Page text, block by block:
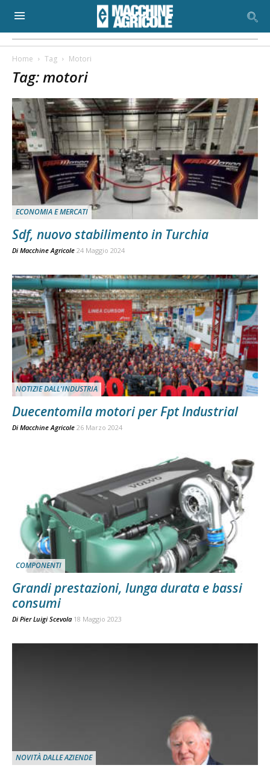
Home Tag Motori
Tag: motori
ECONOMIA E MERCATI
Sdf, nuovo stabilimento in Turchia
Di Macchine Agricole 24 Maggio 2024
NOTIZIE DALL'INDUSTRIA
Duecentomila motori per Fpt Industrial
Di Macchine Agricole 26 Marzo 2024
COMPONENTI
Grandi prestazioni, lunga durata e bassi
consumi
Di Pier Luigi Scevola 18 Maggio 2023
NOVITÀ DALLE AZIENDE